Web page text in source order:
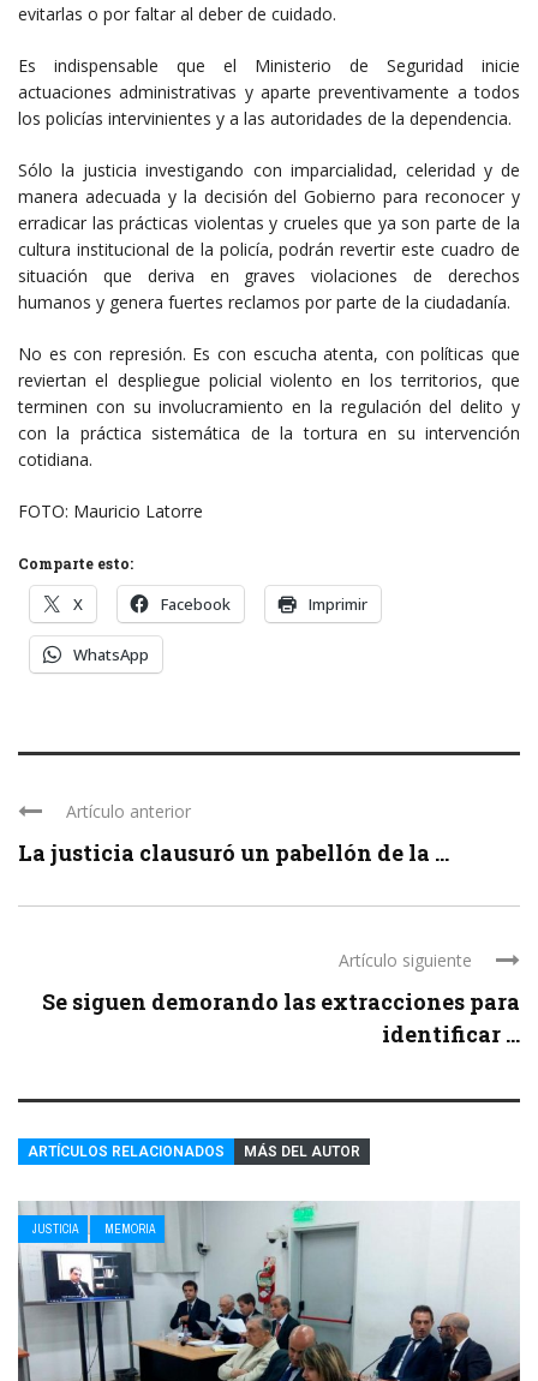
evitarlas o por faltar al deber de cuidado.
Es indispensable que el Ministerio de Seguridad inicie
actuaciones administrativas y aparte preventivamente a todos
los policías intervinientes y a las autoridades de la dependencia.
Sólo la justicia investigando con imparcialidad, celeridad y de
manera adecuada y la decisión del Gobierno para reconocer y
erradicar las prácticas violentas y crueles que ya son parte de la
cultura institucional de la policía, podrán revertir este cuadro de
situación que deriva en graves violaciones de derechos
humanos y genera fuertes reclamos por parte de la ciudadanía.
No es con represión. Es con escucha atenta, con políticas que
reviertan el despliegue policial violento en los territorios, que
terminen con su involucramiento en la regulación del delito y
con la práctica sistemática de la tortura en su intervención
cotidiana.
FOTO: Mauricio Latorre
Comparte esto:
X Facebook Imprimir
WhatsApp
Artículo anterior
La justicia clausuró un pabellón de la ...
Artículo siguiente
Se siguen demorando las extracciones para
identificar ...
ARTÍCULOS RELACIONADOS MÁS DEL AUTOR
JUSTICIA MEMORIA